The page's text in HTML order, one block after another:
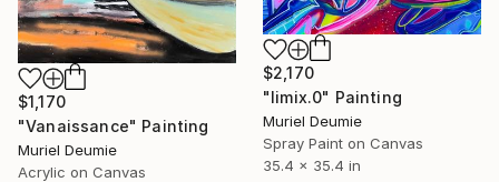
$1,170
"Vanaissance" Painting
Muriel Deumie
Acrylic on Canvas
$2,170
"limix.0" Painting
Muriel Deumie
Spray Paint on Canvas
35.4 x 35.4 in